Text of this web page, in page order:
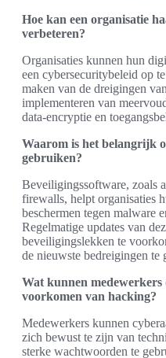
Hoe kan een organisatie
verbeteren?
Organisaties kunnen hun
een cybersecuritybeleid op
maken van de dreigingen
implementeren van
data-encryptie en
Waarom is het belangrijk
gebruiken?
Beveiligingssoftware, zoals
firewalls, helpt organisaties
beschermen tegen malware
Regelmatige updates van
beveiligingslekken te
de nieuwste bedreigingen te
Wat kunnen
voorkomen van hacking?
Medewerkers kunnen
zich bewust te zijn van
sterke wachtwoorden te